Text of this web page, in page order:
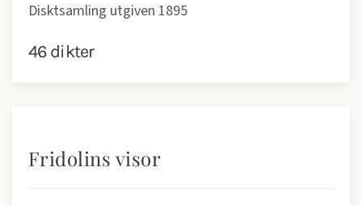
Disktsamling utgiven 1895
46 dikter
Fridolins visor